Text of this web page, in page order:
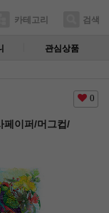
카테고리 검색
관심상품
0
페이퍼/머그컵/